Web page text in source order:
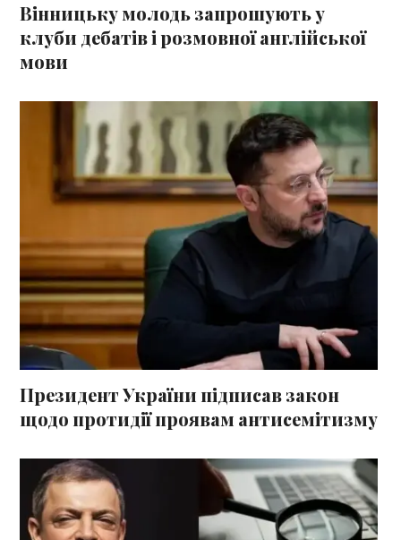
Вінницьку молодь запрошують у
клуби дебатів і розмовної англійської
мови
Президент України підписав закон
щодо протидії проявам антисемітизму